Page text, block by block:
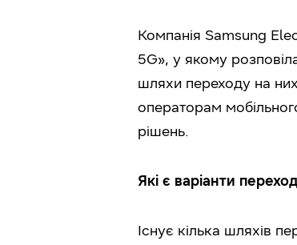
Компанія Samsung
5G», у якому
шляхи переходу на
операторам
рішень.
Які є варіанти
Існує кілька шляхів